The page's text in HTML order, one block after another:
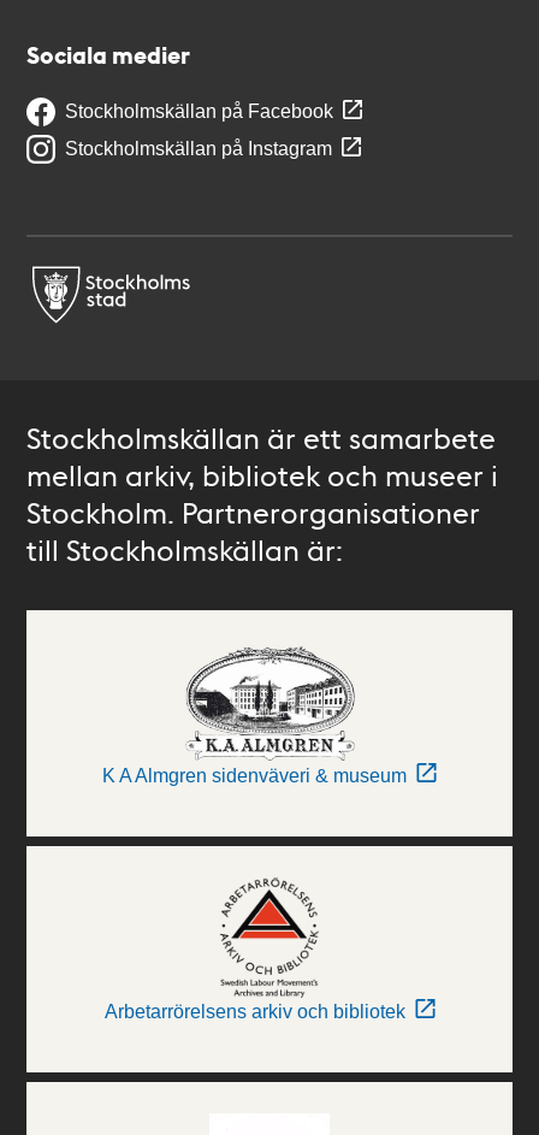
Sociala medier
Stockholmskällan på Facebook
Stockholmskällan på Instagram
Stockholmskällan är ett samarbete
mellan arkiv, bibliotek och museer i
Stockholm. Partnerorganisationer
till Stockholmskällan är:
K A Almgren sidenväveri & museum
Arbetarrörelsens arkiv och bibliotek